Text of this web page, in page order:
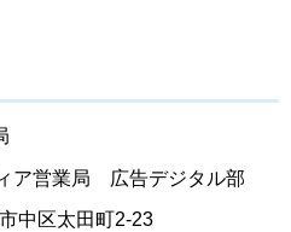
ア営業局 広告デジタル部
中区太田町2-23